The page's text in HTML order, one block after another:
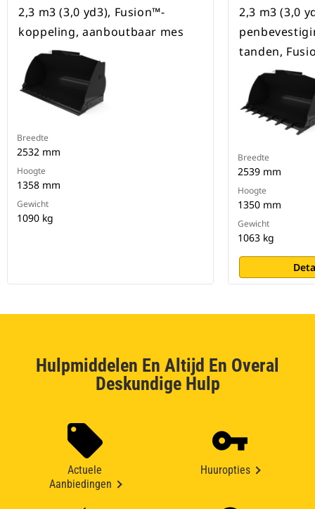
2,3 m3 (3,0 yd3), Fusion™-
koppeling, aanboutbaar mes
Breedte
2532 mm
Hoogte
1358 mm
Gewicht
1090 kg
2,3 m3 (3,0
tanden,
Breedte
2539 mm
Hoogte
1350 mm
Gewicht
1063 kg
Hulpmiddelen En Altijd En Overal
Deskundige Hulp
Actuele
Aanbiedingen
Huuropties